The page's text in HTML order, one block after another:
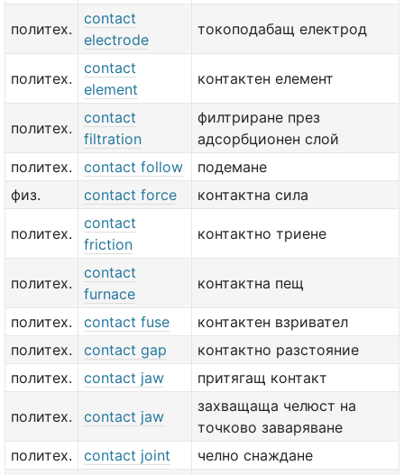
политех.
contact
electrode
токоподабащ електрод
политех.
contact
element
контактен елемент
политех.
contact
filtration
филтриране през
адсорбционен слой
политех.
contact follow
подемане
физ.
contact force контактна сила
политех.
contact
friction
контактно триене
политех.
contact
furnace
контактна пещ
политех. contact fuse
контактен взривател
политех.
contact gap
контактно разстояние
политех.
contact jaw притягащ контакт
политех. contact jaw
захващаща челюст на
точково заваряване
политех.
contact joint
челно снаждане